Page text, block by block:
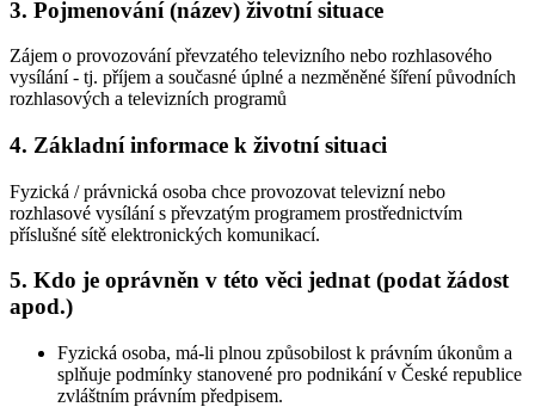
3. Pojmenování (název) životní situace
Zájem o provozování převzatého televizního nebo rozhlasového
vysílání - tj. příjem a současné úplné a nezměněné šíření původních
rozhlasových a televizních programů
4. Základní informace k životní situaci
Fyzická / právnická osoba chce provozovat televizní nebo
rozhlasové vysílání s převzatým programem prostřednictvím
příslušné sítě elektronických komunikací.
5. Kdo je oprávněn v této věci jednat (podat žádost
apod.)
Fyzická osoba, má-li plnou způsobilost k právním úkonům a
splňuje podmínky stanovené pro podnikání v České republice
zvláštním právním předpisem.